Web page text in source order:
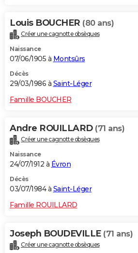
Louis BOUCHER (80 ans)
Créer une cagnotte obsèques
Naissance
07/06/1905 à Montsûrs
Décès
29/03/1986 à Saint-Léger
Famille BOUCHER
Andre ROUILLARD (71 ans)
Créer une cagnotte obsèques
Naissance
24/07/1912 à Évron
Décès
03/07/1984 à Saint-Léger
Famille ROUILLARD
Joseph BOUDEVILLE (71 ans)
Créer une cagnotte obsèques